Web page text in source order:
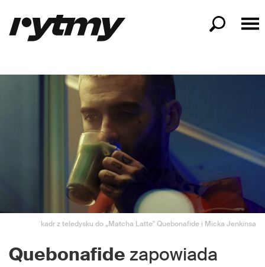
kadr z teledysku do „Matcha Latte" Quebonafide i Micka Jenkinsa
Quebonafide zapowiada